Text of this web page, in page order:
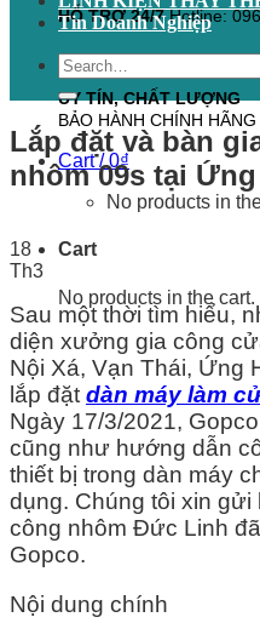
HỖ TRỢ 24/7Hotline:
UY TÍN, CHẤT LƯỢNG
BẢO HÀNH CHÍNH HÃNG
Cart /0₫
No products in
Cart
No products in the cart.
Tin Doanh Nghiệp
Search
for:
Lắp đặt và bàn
nhôm 09s tại
18
Th3
Sau một thời tìm hiểu,
diện xưởng gia công
Nội Xá, Vạn Thái, Ứng
lắp đặt dàn máy làm
Ngày 17/3/2021,
cũng như hướng dẫn
thiết bị trong dàn máy
dụng. Chúng tôi xin
công nhôm Đức Linh
Gopco.
Nội dung chính